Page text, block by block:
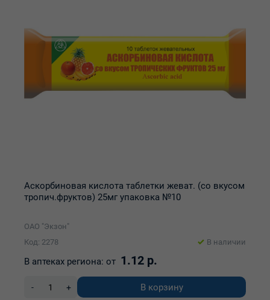
Аскорбиновая кислота таблетки жеват. (со вкусом
тропич.фруктов) 25мг упаковка №10
ОАО "Экзон"
Код: 2278
В наличии
В аптеках региона: от 1.12 р.
- + В корзину